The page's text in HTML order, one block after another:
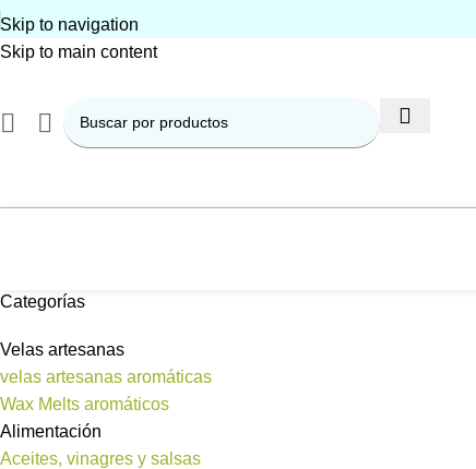
Skip to navigation
Skip to main content
Categorías
Velas artesanas
velas artesanas aromáticas
Wax Melts aromáticos
Alimentación
Aceites, vinagres y salsas